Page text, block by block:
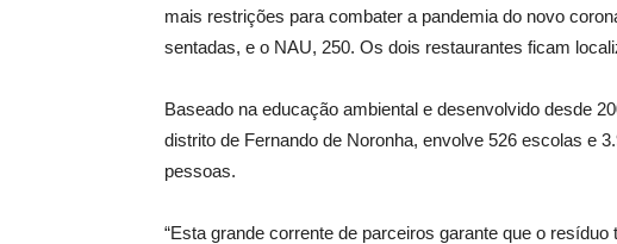
mais restrições para combater a pandemia do novo
sentadas, e o NAU, 250. Os dois restaurantes ficam
Baseado na educação ambiental e desenvolvido desde
distrito de Fernando de Noronha, envolve 526 escolas e
pessoas.
“Esta grande corrente de parceiros garante que o